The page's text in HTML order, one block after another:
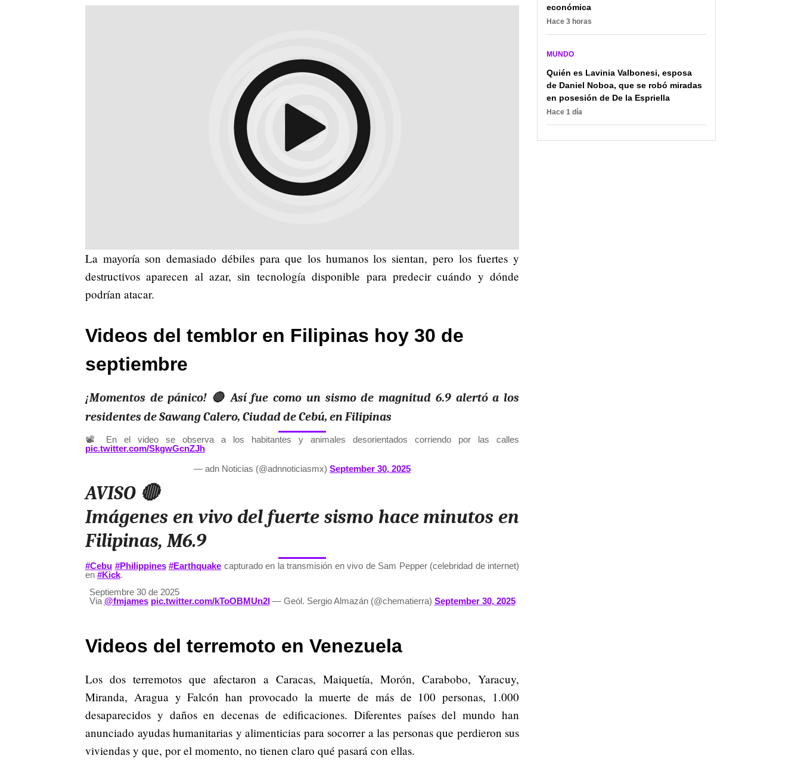
La mayoría son demasiado débiles para que los humanos los sientan, pero los fuertes y
destructivos aparecen al azar, sin tecnología disponible para predecir cuándo y dónde
podrían atacar.
Videos del temblor en Filipinas hoy 30 de
septiembre
¡Momentos de pánico! 🔴 Así fue como un sismo de magnitud 6.9 alertó a los
residentes de Sawang Calero, Ciudad de Cebú, en Filipinas
📽️ En el video se observa a los habitantes y animales desorientados corriendo por las calles
pic.twitter.com/SkgwGcnZJh
— adn Noticias (@adnnoticiasmx) September 30, 2025
AVISO 🔴
Imágenes en vivo del fuerte sismo hace minutos en
Filipinas, M6.9
#Cebu #Philippines #Earthquake capturado en la transmisión en vivo de Sam Pepper (celebridad de internet)
en #Kick.
Septiembre 30 de 2025
Via @fmjames pic.twitter.com/kToOBMUn2l — Geól. Sergio Almazán (@chematierra) September 30, 2025
Videos del terremoto en Venezuela
Los dos terremotos que afectaron a Caracas, Maiquetía, Morón, Carabobo, Yaracuy,
Miranda, Aragua y Falcón han provocado la muerte de más de 100 personas, 1.000
desaparecidos y daños en decenas de edificaciones. Diferentes países del mundo han
anunciado ayudas humanitarias y alimenticias para socorrer a las personas que perdieron sus
viviendas y que, por el momento, no tienen claro qué pasará con ellas.
económica
Hace 3 horas
MUNDO
Quién es Lavinia Valbonesi, esposa
de Daniel Noboa, que se robó miradas
en posesión de De la Espriella
Hace 1 día